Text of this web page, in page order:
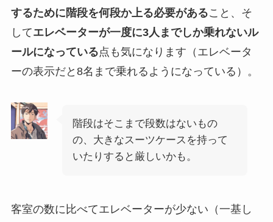
するために階段を何段か上る必要があること、そ
してエレベーターが一度に3人までしか乗れないル
ールになっている点も気になります（エレベータ
ーの表示だと8名まで乗れるようになっている）。
階段はそこまで段数はないもの
の、大きなスーツケースを持って
いたりすると厳しいかも。
客室の数に比べてエレベーターが少ない（一基し